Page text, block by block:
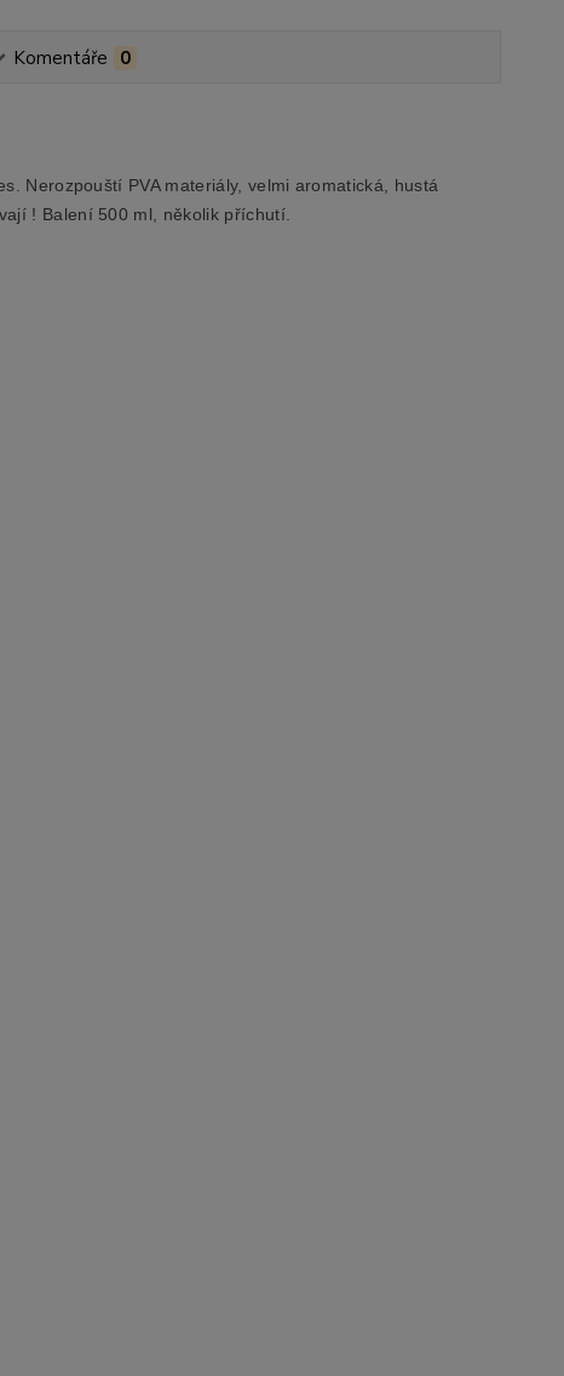
Komentáře 0
Nerozpouští PVA materiály, velmi aromatická, hustá
! Balení 500 ml, několik příchutí.